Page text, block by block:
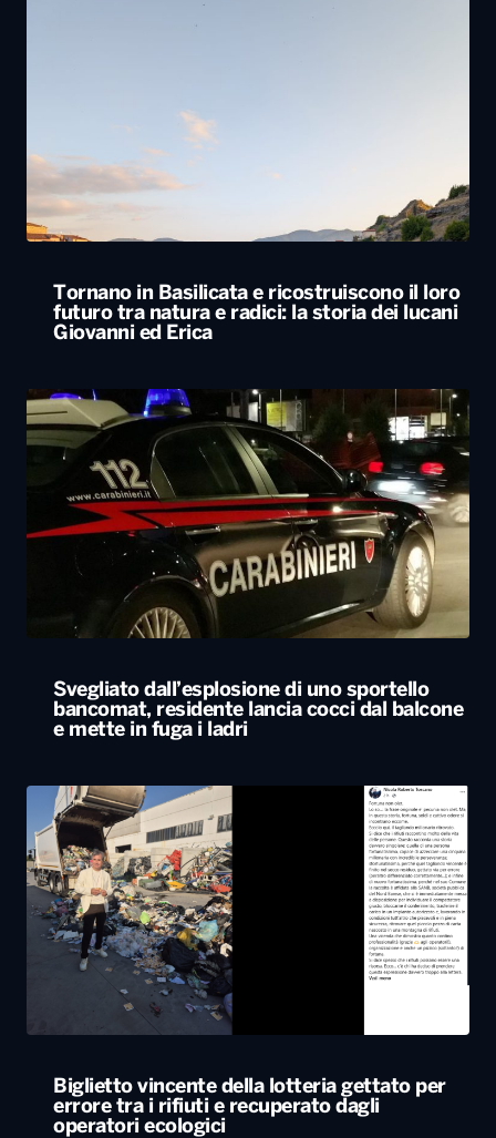
Tornano in Basilicata e ricostruiscono il loro
futuro tra natura e radici: la storia dei lucani
Giovanni ed Erica
Svegliato dall’esplosione di uno sportello
bancomat, residente lancia cocci dal balcone
e mette in fuga i ladri
Biglietto vincente della lotteria gettato per
errore tra i rifiuti e recuperato dagli
operatori ecologici